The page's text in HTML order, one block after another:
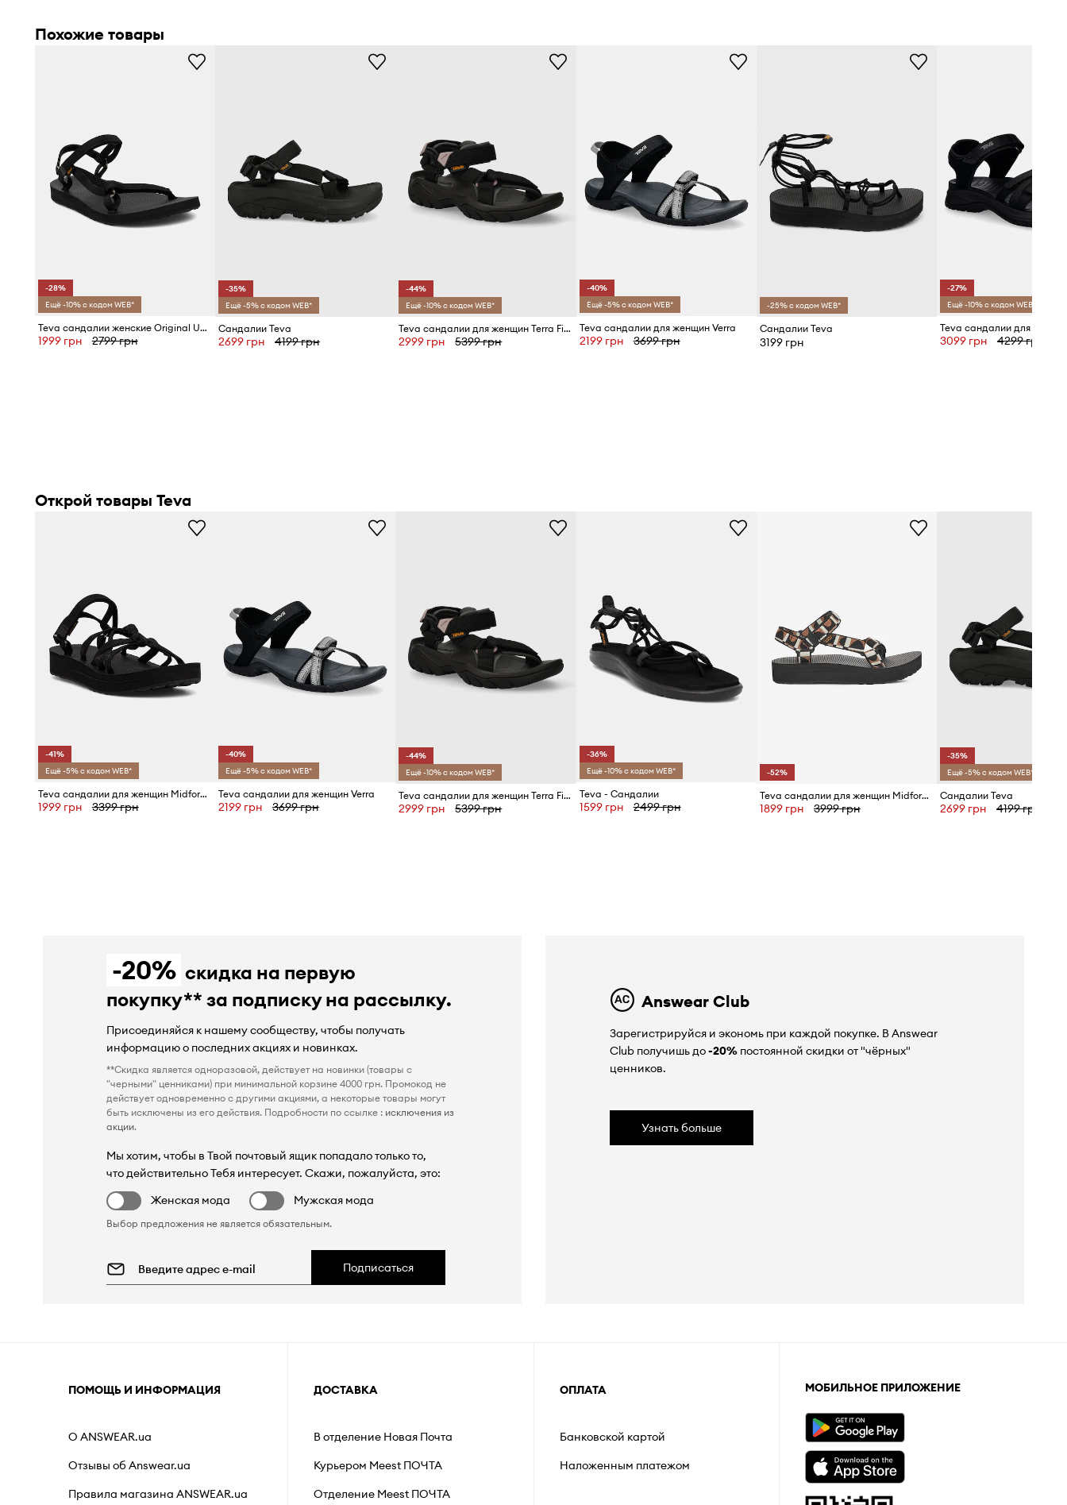
Цвет чёрный
ID Товара
Похожие товары
-28%
Ещё -10% с кодом WEB*
Teva сандалии женские Original Universal Slim
1999 грн 2799 грн
-35%
Ещё -5% с кодом WEB*
Сандалии Teva
2699 грн 4199 грн
-44%
Ещё -10% с кодом WEB*
Teva сандалии для женщин Terra Fi 5 Universal
2999 грн 5399 грн
-40%
Ещё -5% с кодом WEB*
Teva сандалии для женщин Verra
2199 грн 3699 грн
-25% с кодом WEB*
Сандалии Teva
3199 грн
-27%
Ещё -10% с кодом WEB*
3099 грн 4299 грн
Открой товары Teva
-41%
Ещё -5% с кодом WEB*
Teva сандалии для женщин Midform Kena Slim
1999 грн 3399 грн
-40%
Ещё -5% с кодом WEB*
Teva сандалии для женщин Verra
2199 грн 3699 грн
-44%
Ещё -10% с кодом WEB*
Teva сандалии для женщин Terra Fi 5 Universal
2999 грн 5399 грн
-36%
Ещё -10% с кодом WEB*
Teva - Сандалии
1599 грн 2499 грн
-52%
Teva сандалии для женщин Midform Universal
1899 грн 3999 грн
-35%
Ещё -5% с кодом WEB*
Сандалии Teva
2699 грн 4199 грн
-20% скидка на первую
покупку** за подписку на рассылку.
Присоединяйся к нашему сообществу, чтобы получать
информацию о последних акциях и новинках.
**Скидка является одноразовой, действует на новинки (товары с
"черными" ценниками) при минимальной корзине 4000 грн. Промокод не
действует одновременно с другими акциями, а некоторые товары могут
быть исключены из его действия. Подробности по ссылке : исключения из
акции.
Мы хотим, чтобы в Твой почтовый ящик попадало только то,
что действительно Тебя интересует. Скажи, пожалуйста, это:
Женская мода
Мужская мода
Выбор предложения не является обязательным.
Подписаться
Answear Club
Зарегистрируйся и экономь при каждой покупке. В Answear
Club получишь до-20%постоянной скидки от "чёрных"
ценников.
Узнать больше
ПОМОЩЬ И ИНФОРМАЦИЯ
О ANSWEAR.ua
Отзывы об Answear.ua
Правила магазина ANSWEAR.ua
ДОСТАВКА
В отделение Новая Почта
Курьером Meest ПОЧТА
Отделение Мeest ПОЧТА
ОПЛАТА
Банковской картой
Наложенным платежом
МОБИЛЬНОЕ ПРИЛОЖЕНИЕ